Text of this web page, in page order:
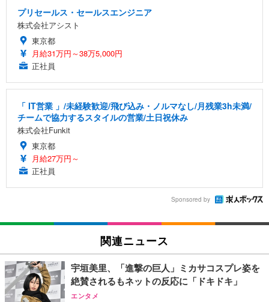
プリセールス・セールスエンジニア
株式会社アシスト
東京都
月給31万円～38万5,000円
正社員
「 IT営業 」/未経験歓迎/飛び込み・ノルマなし/月残業3h未満/
チームで協力するスタイルの営業/土日祝休み
株式会社Funkit
東京都
月給27万円～
正社員
Sponsored by
関連ニュース
宇垣美里、「進撃の巨人」ミカサコスプレ姿を
絶賛されるもネットの反応に「ドキドキ」
エンタメ